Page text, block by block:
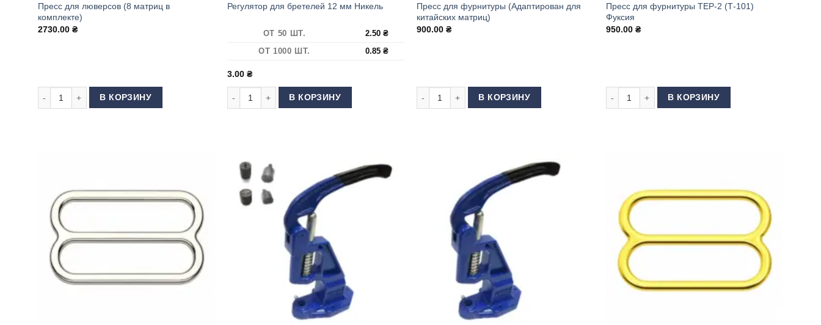
Пресс для люверсов (8 матриц в
комплекте)
2730.00 ₴
Количество товара Пресс для люверсов (8 матриц в комплекте)
В КОРЗИНУ
Регулятор для бретелей 12 мм Никель
ОТ 50 ШТ. 2.50₴
ОТ 1000 ШТ.
0.85₴
3.00 ₴
Количество товара Регулятор для бретелей 12 мм Никель
В КОРЗИНУ
Пресс для фурнитуры (Адаптирован для
китайских матриц)
900.00 ₴
Количество товара Пресс для фурнитуры (Адаптирован для китайских матриц)
В КОРЗИНУ
Пресс для фурнитуры ТЕР-2 (Т-101)
Фуксия
950.00 ₴
Количество товара Пресс для фурнитуры ТЕР-2 (Т-
В КОРЗИНУ